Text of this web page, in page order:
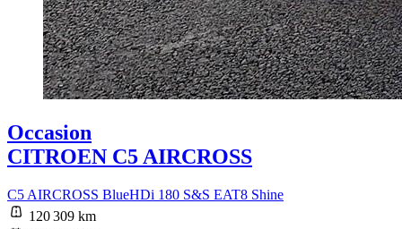
Occasion
CITROEN C5 AIRCROSS
C5 AIRCROSS BlueHDi 180 S&S EAT8 Shine
120 309 km